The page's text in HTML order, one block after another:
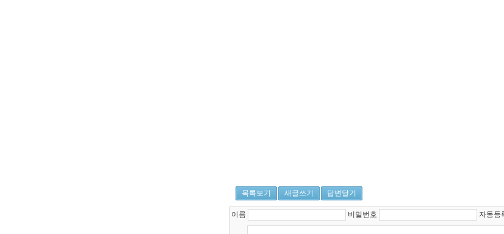
태
아
보
비
목록보기
새글쓰기 답변달기
이름 비밀번호 자동등